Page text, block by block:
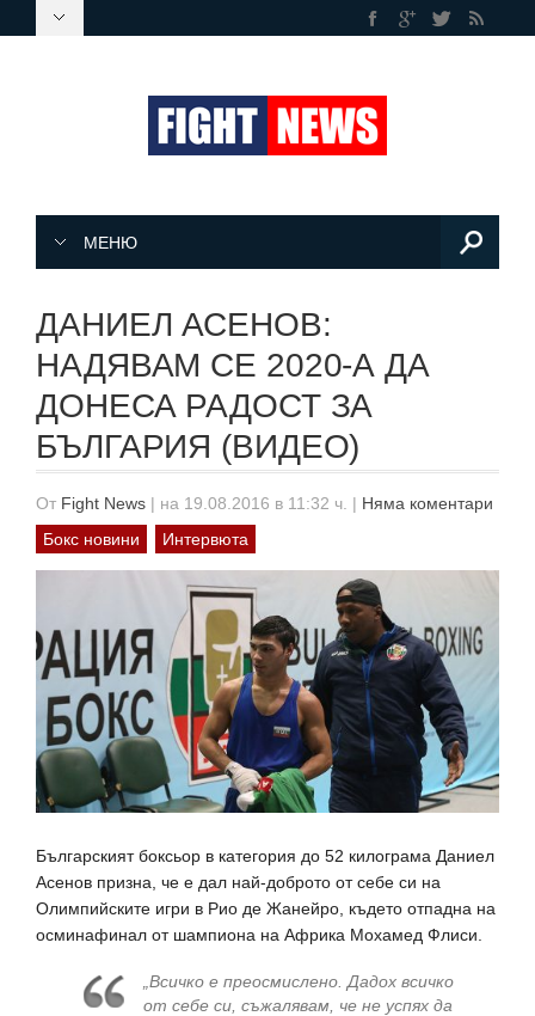
МЕНЮ
ДАНИЕЛ АСЕНОВ:
НАДЯВАМ СЕ 2020-А ДА
ДОНЕСА РАДОСТ ЗА
БЪЛГАРИЯ (ВИДЕО)
От Fight News | на 19.08.2016 в 11:32 ч. | Няма коментари
Бокс новини
Интервюта
Българският боксьор в категория до 52 килограма Даниел
Асенов призна, че е дал най-доброто от себе си на
Олимпийските игри в Рио де Жанейро, където отпадна на
осминафинал от шампиона на Африка Мохамед Флиси.
„Всичко е преосмислено. Дадох всичко
от себе си, съжалявам, че не успях да